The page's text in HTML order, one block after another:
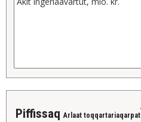
piffissaq Arlaat toqqartariaqarpat